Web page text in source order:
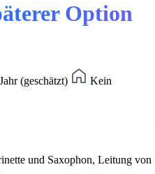
Option
(geschätzt)
Kein
und Saxophon, Leitung von